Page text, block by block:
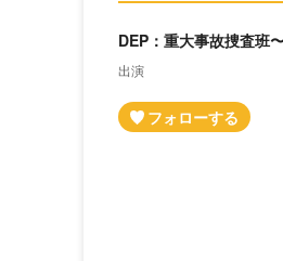
DEP：重大事故捜査班
出演